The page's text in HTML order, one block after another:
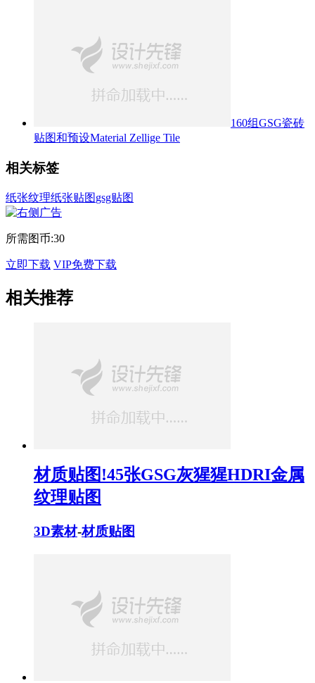
160组GSG瓷砖
贴图和预设Material Zellige Tile
相关标签
纸张纹理纸张贴图gsg贴图
所需图币:30
立即下载 VIP免费下载
相关推荐
材质贴图!45张GSG灰猩猩HDRI金属
纹理贴图
3D素材-材质贴图